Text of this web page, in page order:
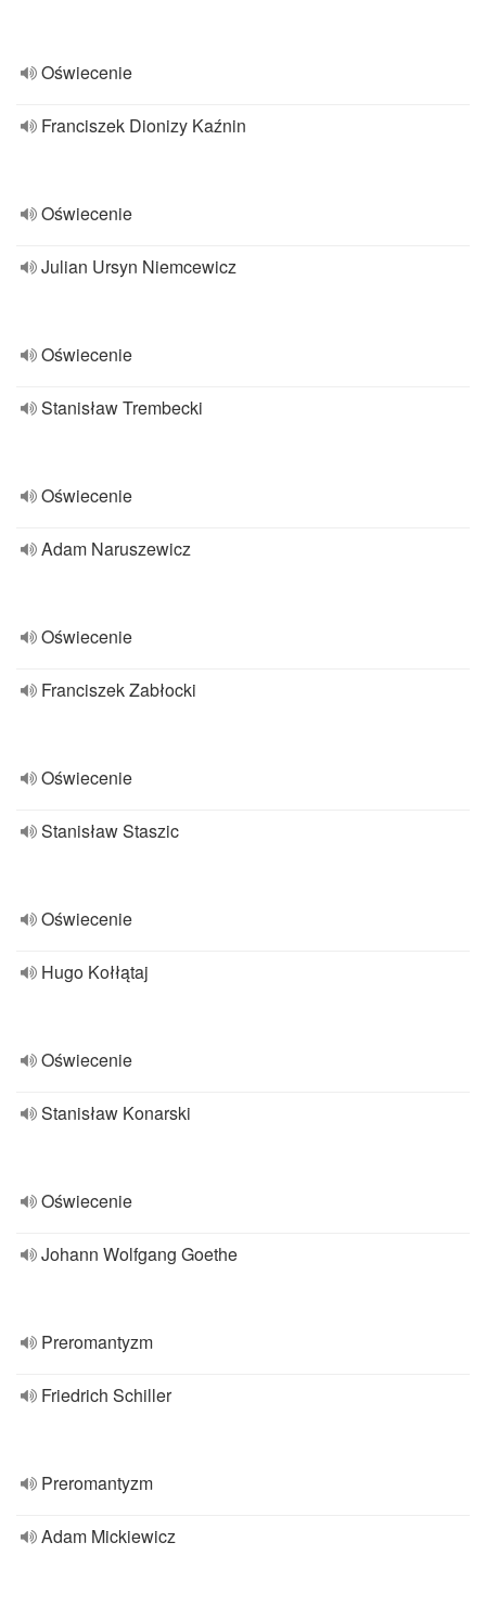
Oświecenie
Franciszek Dionizy Kaźnin
Oświecenie
Julian Ursyn Niemcewicz
Oświecenie
Stanisław Trembecki
Oświecenie
Adam Naruszewicz
Oświecenie
Franciszek Zabłocki
Oświecenie
Stanisław Staszic
Oświecenie
Hugo Kołłątaj
Oświecenie
Stanisław Konarski
Oświecenie
Johann Wolfgang Goethe
Preromantyzm
Friedrich Schiller
Preromantyzm
Adam Mickiewicz